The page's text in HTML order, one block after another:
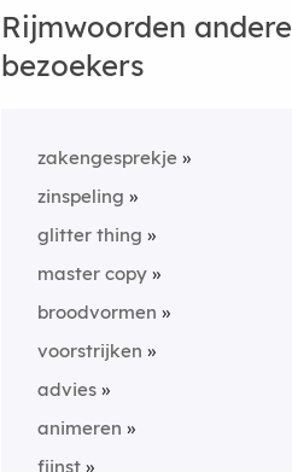
Rijmwoorden andere
bezoekers
zakengesprekje
zinspeling
glitter thing
master copy
broodvormen
voorstrijken
advies
animeren
fijnst